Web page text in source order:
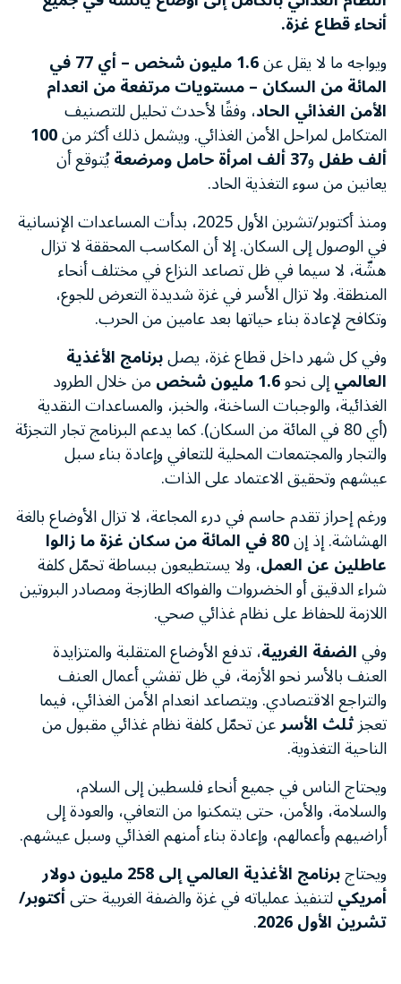
أنحاء قطاع غزة.
ويواجه ما لا يقل عن
1.6 مليون شخص – أي 77 في
المائة من السكان – مستويات مرتفعة من انعدام
الأمن الغذائي الحاد، وفقًا لأحدث تحليل للتصنيف
المتكامل لمراحل الأمن الغذائي. ويشمل ذلك أكثر من100
ألف طفلو37 ألف امرأة حامل ومرضعة يُتوقع أن
يعانين من سوء التغذية الحاد.
ومنذ أكتوبر/تشرين الأول 2025، بدأت المساعدات الإنسانية
في الوصول إلى السكان. إلا أن المكاسب المحققة لا تزال
هشّة، لا سيما في ظل تصاعد النزاع في مختلف أنحاء
المنطقة. ولا تزال الأسر في غزة شديدة التعرض للجوع،
وتكافح لإعادة بناء حياتها بعد عامين من الحرب.
وفي كل شهر داخل قطاع غزة، يصلبرنامج الأغذية
العالميإلى نحو1.6 مليون شخص من خلال الطرود
الغذائية، والوجبات الساخنة، والخبز، والمساعدات النقدية
(أي 80 في المائة من السكان). كما يدعم البرنامج تجار التجزئة
والتجار والمجتمعات المحلية للتعافي وإعادة بناء سبل
عيشهم وتحقيق الاعتماد على الذات.
ورغم إحراز تقدم حاسم في درء المجاعة، لا تزال الأوضاع بالغة
الهشاشة. إذ إن 80 في المائة من سكان غزة ما زالوا
عاطلين عن العمل، ولا يستطيعون ببساطة تحمّل كلفة
شراء الدقيق أو الخضروات والفواكه الطازجة ومصادر البروتين
اللازمة للحفاظ على نظام غذائي صحي.
وفيالضفة الغربية، تدفع الأوضاع المتقلبة والمتزايدة
العنف بالأسر نحو الأزمة، في ظل تفشي أعمال العنف
والتراجع الاقتصادي. ويتصاعد انعدام الأمن الغذائي، فيما
تعجزثلث الأسرعن تحمّل كلفة نظام غذائي مقبول من
الناحية التغذوية.
ويحتاج الناس في جميع أنحاء فلسطين إلى السلام،
والسلامة، والأمن، حتى يتمكنوا من التعافي، والعودة إلى
أراضيهم وأعمالهم، وإعادة بناء أمنهم الغذائي وسبل عيشهم.
ويحتاج
برنامج الأغذية العالمي إلى 258 مليون دولار
أمريكيلتنفيذ عملياته في غزة والضفة الغربية حتىأكتوبر/
تشرين الأول 2026 .